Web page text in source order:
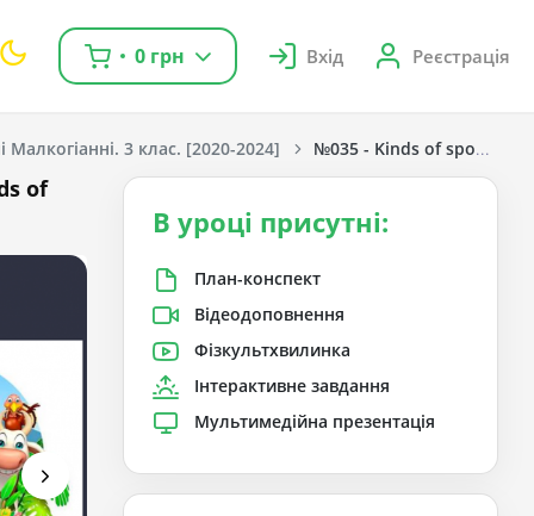
0 грн Вхід Реєстрація
3 клас. [2020-2024] №035 - Kinds of sports.
of
В уроці присутні:
План-конспект
Відеодоповнення
Фізкультхвилинка
Інтерактивне завдання
Мультимедійна презентація